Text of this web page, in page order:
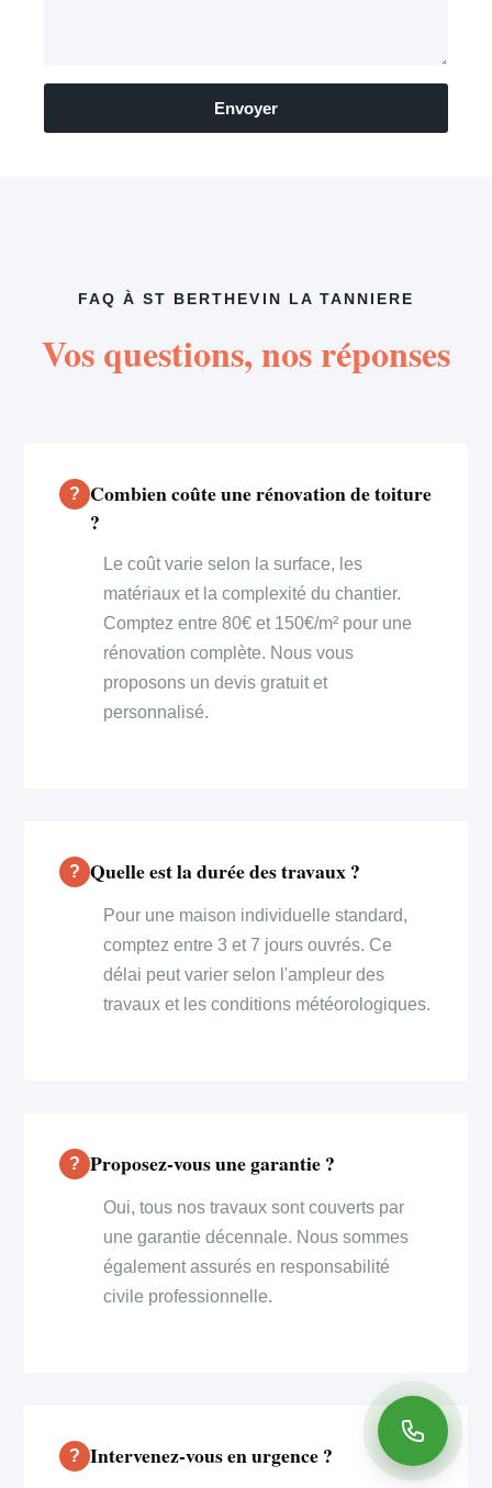
Envoyer
FAQ À ST BERTHEVIN LA TANNIERE
Vos questions, nos réponses
Combien coûte une rénovation de toiture
?
Le coût varie selon la surface, les
matériaux et la complexité du chantier.
Comptez entre 80€ et 150€/m² pour une
rénovation complète. Nous vous
proposons un devis gratuit et
personnalisé.
Quelle est la durée des travaux ?
Pour une maison individuelle standard,
comptez entre 3 et 7 jours ouvrés. Ce
délai peut varier selon l'ampleur des
travaux et les conditions météorologiques.
Proposez-vous une garantie ?
Oui, tous nos travaux sont couverts par
une garantie décennale. Nous sommes
également assurés en responsabilité
civile professionnelle.
Intervenez-vous en urgence ?